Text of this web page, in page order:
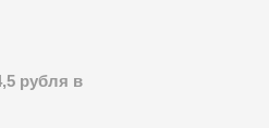
рубля в